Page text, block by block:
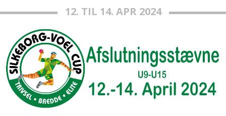
12. TIL 14. APR 2024